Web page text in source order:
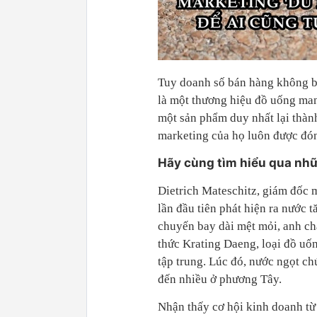
Tuy doanh số bán hàng không
là một thương hiệu đồ uống
một sản phẩm duy nhất lại
marketing của họ luôn được
Hãy cùng tìm hiểu qua
Dietrich Mateschitz, giám đốc
lần đầu tiên phát hiện ra nước
chuyến bay dài mệt mỏi, anh
thức Krating Daeng, loại đồ
tập trung. Lúc đó, nước ngọt
đến nhiều ở phương Tây.
Nhận thấy cơ hội kinh doanh